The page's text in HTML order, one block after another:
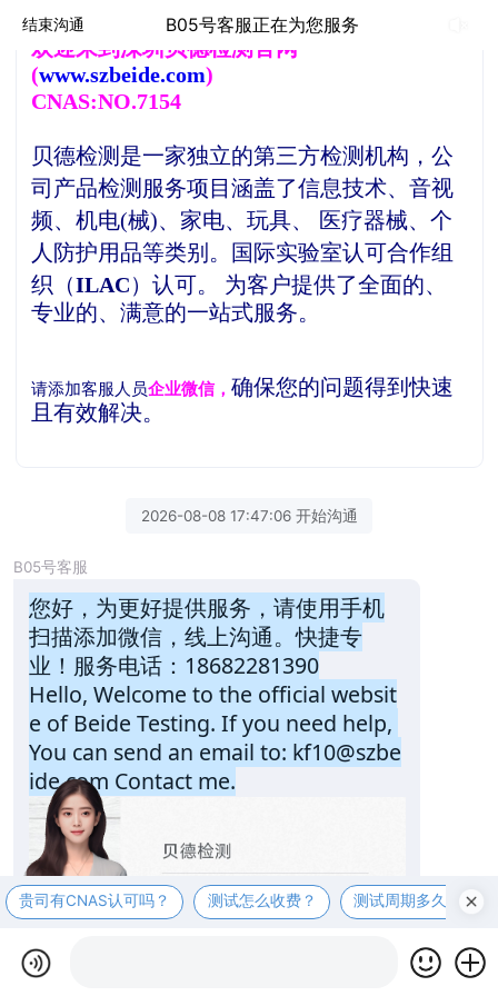
结束沟通 B05号客服正在为您服务
欢 迎来到深圳贝德检测官网
(www.szbeide.com)
CNAS:NO.7154
贝德检测是一家独立的第三方检测机构，公
司产品检测服务项目涵盖了信息技术、音视
频、机电(械)、家电、玩具、 医疗器械、个
人防护用品等类别。
国际实验室认可合作组
织（ILAC）认可。
为客户提供了全面的、
专业的、满意的一站式服务。
请添加客服人员企业微信，确保您的问题得到快速
且有效解决。
2026-08-08 17:47:06 开始沟通
B05号客服
您好，为更好提供服务，请使用手机
扫描添加微信，线上沟通。快捷专
业！服务电话：18682281390
Hello, Welcome to the official websit
e of Beide Testing. If you need help,
You can send an email to: kf10@szbe
ide.com Contact me.
贵司有CNAS认可吗？ 测试怎么收费？ 测试周期多久？